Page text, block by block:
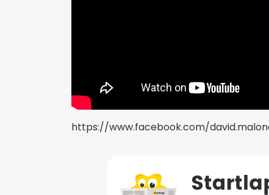
https://www.facebook.com/